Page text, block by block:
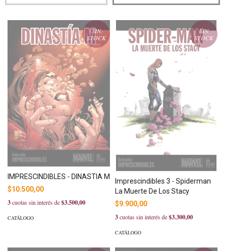
SIN
STOCK
IMPRESCINDIBLES - DINASTIA M
$10.500,00
3cuotas sin interés de$3.500,00
CATÁLOGO
SIN
STOCK
Imprescindibles 3 - Spiderman
La Muerte De Los Stacy
$9.900,00
3cuotas sin interés de$3.300,00
CATÁLOGO